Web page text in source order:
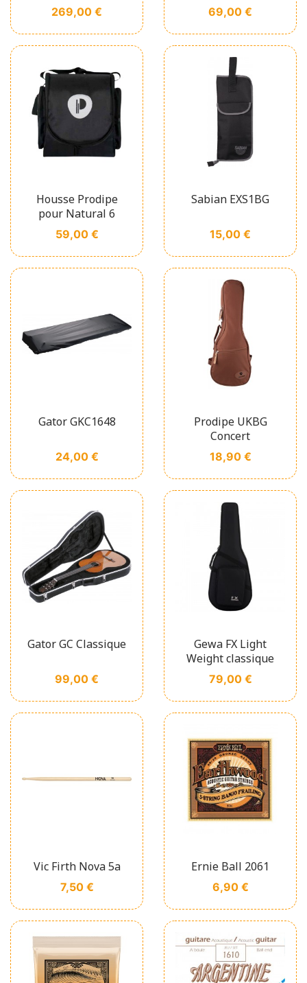
Prix
269,00 € Prix
69,00 €
Housse Prodipe
pour Natural 6
Prix
59,00 €
Sabian EXS1BG
Prix
15,00 €
Gator GKC1648
Prix
24,00 €
Prodipe UKBG
Concert
Prix
18,90 €
Gator GC Classique
Prix
99,00 €
Gewa FX Light
Weight classique
Prix
79,00 €
Vic Firth Nova 5a
Prix
7,50 €
Ernie Ball 2061
Prix
6,90 €